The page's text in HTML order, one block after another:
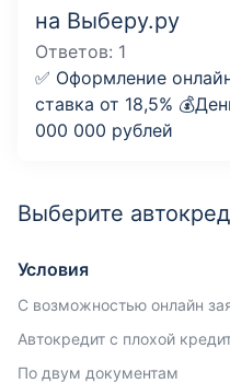
на Выберу.ру
Ответов: 1
✅ Оформление
ставка от 18,5%
000 000 рублей
Выберите
Условия
С возможностью онлайн
Автокредит с плохой
По двум документам